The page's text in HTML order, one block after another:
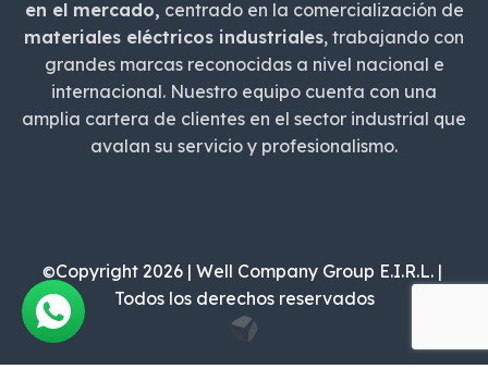
en el mercado, centrado en la comercialización de
materiales eléctricos industriales, trabajando con
grandes marcas reconocidas a nivel nacional e
internacional. Nuestro equipo cuenta con una
amplia cartera de clientes en el sector industrial que
avalan su servicio y profesionalismo.
©Copyright 2026 | Well Company Group E.I.R.L. |
Todos los derechos reservados